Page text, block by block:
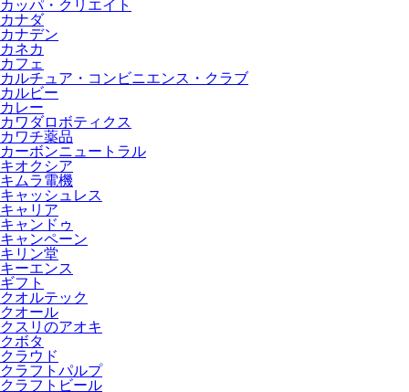
カッパ・クリエイト
カナダ
カナデン
カネカ
カフェ
カルチュア・コンビニエンス・クラブ
カルビー
カレー
カワダロボティクス
カワチ薬品
カーボンニュートラル
キオクシア
キムラ電機
キャッシュレス
キャリア
キャンドゥ
キャンペーン
キリン堂
キーエンス
ギフト
クオルテック
クオール
クスリのアオキ
クボタ
クラウド
クラフトパルプ
クラフトビール